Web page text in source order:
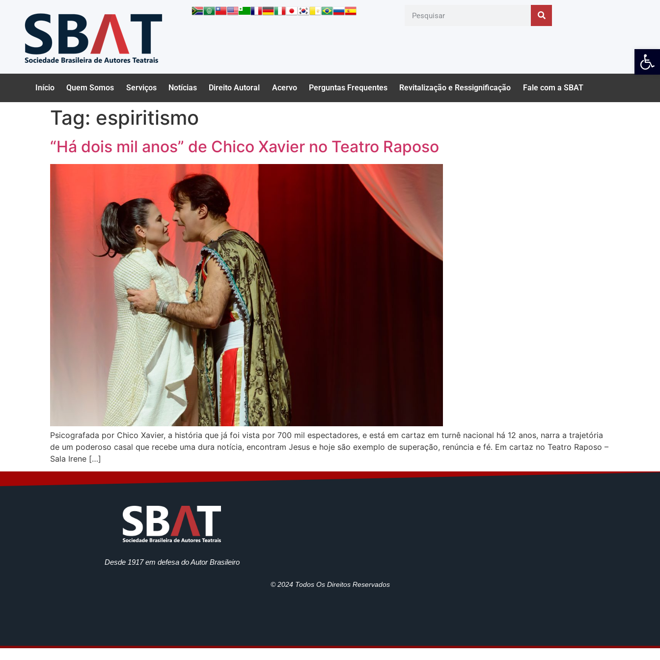
Início Quem Somos Serviços Notícias Direito Autoral Acervo Perguntas Frequentes Revitalização e Ressignificação Fale com a SBAT
Tag: espiritismo
“Há dois mil anos” de Chico Xavier no Teatro Raposo
Psicografada por Chico Xavier, a história que já foi vista por 700 mil espectadores, e está em cartaz em turnê nacional há 12 anos, narra a trajetória
de um poderoso casal que recebe uma dura notícia, encontram Jesus e hoje são exemplo de superação, renúncia e fé. Em cartaz no Teatro Raposo –
Sala Irene […]
Desde 1917 em defesa do Autor Brasileiro
© 2024 Todos Os Direitos Reservados